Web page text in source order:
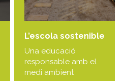
L’escola sostenible
Una educació
responsable amb el
medi ambient